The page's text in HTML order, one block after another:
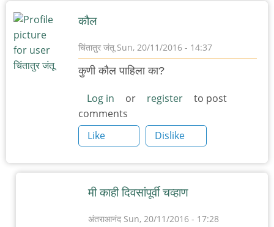
कौल
चिंतातुर जंतू Sun, 20/11/2016 - 14:37
कुणी कौल पाहिला का?
Log in or register
to post
comments
Like
Dislike
मी काही दिवसांपूर्वी चव्हाण
अंतराआनंद Sun, 20/11/2016 - 17:28